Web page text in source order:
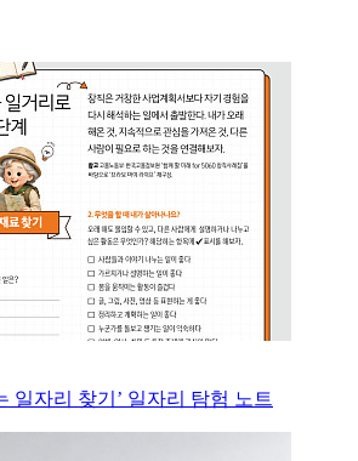
일자리 찾기’ 일자리 탐험 노트